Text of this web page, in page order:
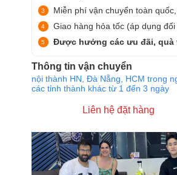
Miễn phí vận chuyển toàn
Giao hàng hỏa tốc (áp dụng
Được hưởng các ưu đãi, quà
Thông tin vận chuyển
nội thành HN, Đà Nẵng, HCM trong
các tỉnh thành khác từ 1 đến 3 ngày
Liên hệ đặt hàng